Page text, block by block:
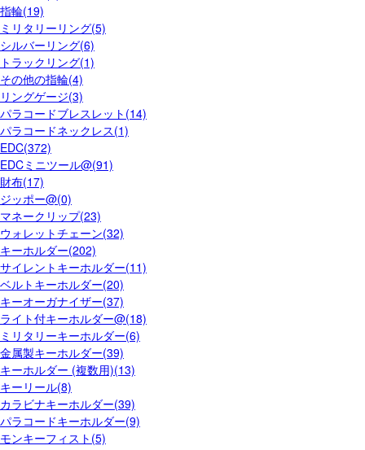
指輪(19)
ミリタリーリング(5)
シルバーリング(6)
トラックリング(1)
その他の指輪(4)
リングゲージ(3)
パラコードブレスレット(14)
パラコードネックレス(1)
EDC(372)
EDCミニツール@(91)
財布(17)
ジッポー@(0)
マネークリップ(23)
ウォレットチェーン(32)
キーホルダー(202)
サイレントキーホルダー(11)
ベルトキーホルダー(20)
キーオーガナイザー(37)
ライト付キーホルダー@(18)
ミリタリーキーホルダー(6)
金属製キーホルダー(39)
キーホルダー (複数用)(13)
キーリール(8)
カラビナキーホルダー(39)
パラコードキーホルダー(9)
モンキーフィスト(5)